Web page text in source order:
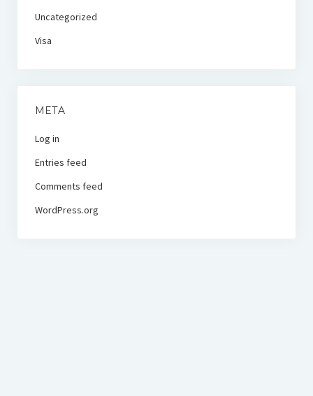
Uncategorized
Visa
META
Log in
Entries feed
Comments feed
WordPress.org